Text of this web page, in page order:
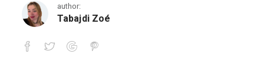
author:
Tabajdi Zoé